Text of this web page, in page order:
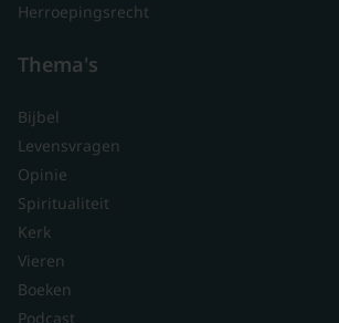
Herroepingsrecht
Thema's
Bijbel
Levensvragen
Opinie
Spiritualiteit
Kerk
Vieren
Boeken
Podcast